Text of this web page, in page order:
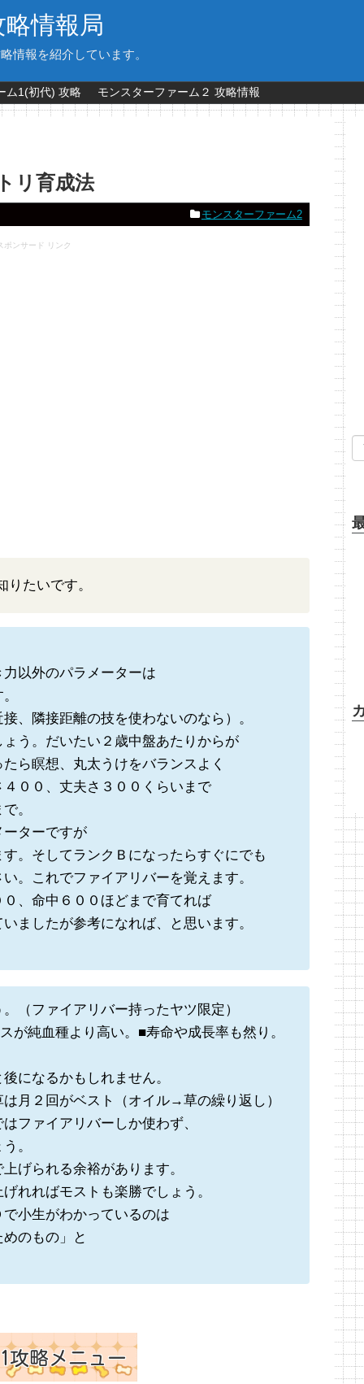
情報局
情報を紹介しています。
ム1(初代) 攻略 モンスターファーム２ 攻略情報
リ育成法
モンスターファーム2
ポンサード リンク
たいです。
以外のパラメーターは
、隣接距離の技を使わないのなら）。
う。だいたい２歳中盤あたりからが
ら瞑想、丸太うけをバランスよく
００、丈夫さ３００くらいまで
。
ターですが
。そしてランクＢになったらすぐにでも
。これでファイアリバーを覚えます。
、命中６００ほどまで育てれば
ましたが参考になれば、と思います。
（ファイアリバー持ったヤツ限定）
が純血種より高い。■寿命や成長率も然り。
になるかもしれません。
月２回がベスト（オイル→草の繰り返し）
ファイアリバーしか使わず、
。
げられる余裕があります。
れればモストも楽勝でしょう。
小生がわかっているのは
のもの」と